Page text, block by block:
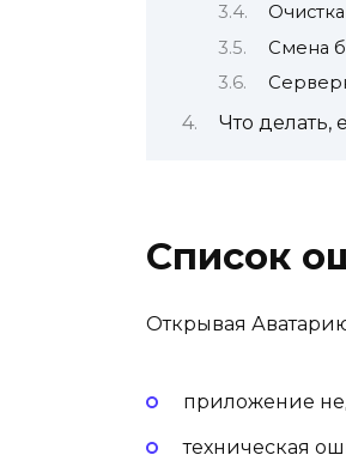
Смена
Что делать,
Список
Открывая
приложение
техническая